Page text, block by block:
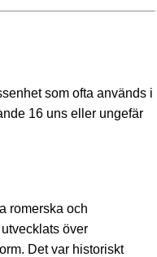
som ofta används i
16 uns eller ungefär
romerska och
över
Det var historiskt